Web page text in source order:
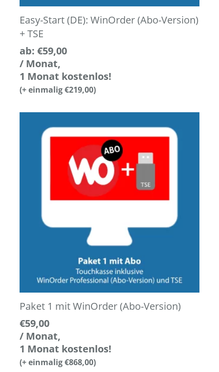
Easy-Start (DE): WinOrder (Abo-Version)
+ TSE
ab: €59,00
/ Monat,
1 Monat kostenlos!
(+ einmalig€219,00)
Paket 1 mit WinOrder (Abo-Version)
€59,00
/ Monat,
1 Monat kostenlos!
(+ einmalig€868,00)